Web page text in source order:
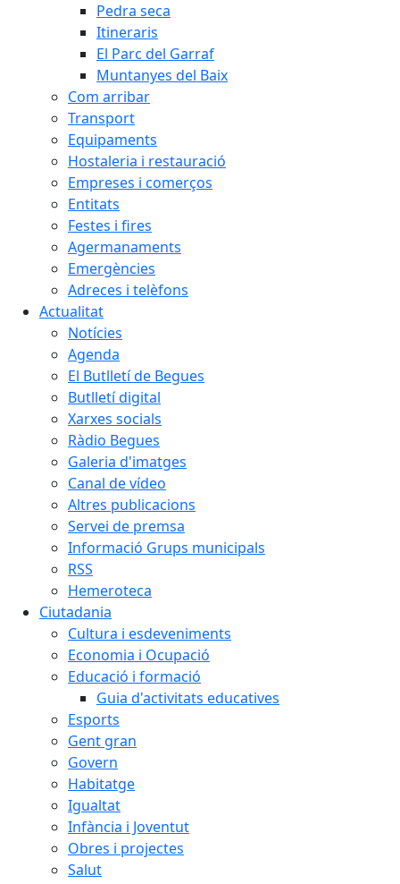
Pedra seca
Itineraris
El Parc del Garraf
Muntanyes del Baix
Com arribar
Transport
Equipaments
Hostaleria i restauració
Empreses i comerços
Entitats
Festes i fires
Agermanaments
Emergències
Adreces i telèfons
Actualitat
Notícies
Agenda
El Butlletí de Begues
Butlletí digital
Xarxes socials
Ràdio Begues
Galeria d'imatges
Canal de vídeo
Altres publicacions
Servei de premsa
Informació Grups municipals
RSS
Hemeroteca
Ciutadania
Cultura i esdeveniments
Economia i Ocupació
Educació i formació
Guia d'activitats educatives
Esports
Gent gran
Govern
Habitatge
Igualtat
Infància i Joventut
Obres i projectes
Salut